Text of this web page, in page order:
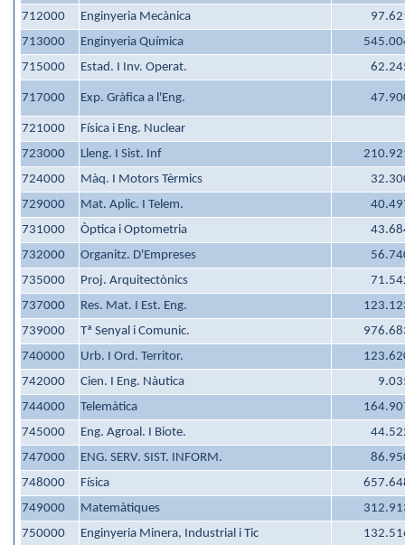
712000
Enginyeria Mecànica
713000
Enginyeria Química
715000
Estad. I Inv. Operat.
717000 Exp. Gràfica a l'Eng.
721000
Física i Eng. Nuclear
723000
Lleng. I Sist. Inf
724000
Màq. I Motors Tèrmics
729000
Mat. Aplic. I Telem.
731000
Òptica i Optometria
732000
Organitz. D'Empreses
735000
Proj. Arquitectònics
737000
Res. Mat. I Est. Eng.
739000
Tª Senyal i Comunic.
740000
Urb. I Ord. Territor.
742000
Cien. I Eng. Nàutica
744000
Telemàtica
745000
Eng. Agroal. I Biote.
747000
ENG. SERV. SIST. INFORM.
748000
Física
749000
Matemàtiques
750000
Enginyeria Minera, Industrial i Tic